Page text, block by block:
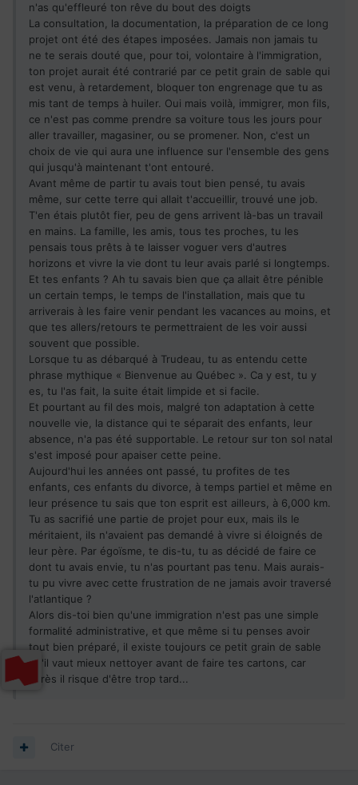
n'as qu'effleuré ton rêve du bout des doigts
La consultation, la documentation, la préparation de ce long
projet ont été des étapes imposées. Jamais non jamais tu
ne te serais douté que, pour toi, volontaire à l'immigration,
ton projet aurait été contrarié par ce petit grain de sable qui
est venu, à retardement, bloquer ton engrenage que tu as
mis tant de temps à huiler. Oui mais voilà, immigrer, mon fils,
ce n'est pas comme prendre sa voiture tous les jours pour
aller travailler, magasiner, ou se promener. Non, c'est un
choix de vie qui aura une influence sur l'ensemble des gens
qui jusqu'à maintenant t'ont entouré.
Avant même de partir tu avais tout bien pensé, tu avais
même, sur cette terre qui allait t'accueillir, trouvé une job.
T'en étais plutôt fier, peu de gens arrivent là-bas un travail
en mains. La famille, les amis, tous tes proches, tu les
pensais tous prêts à te laisser voguer vers d'autres
horizons et vivre la vie dont tu leur avais parlé si longtemps.
Et tes enfants ? Ah tu savais bien que ça allait être pénible
un certain temps, le temps de l'installation, mais que tu
arriverais à les faire venir pendant les vacances au moins, et
que tes allers/retours te permettraient de les voir aussi
souvent que possible.
Lorsque tu as débarqué à Trudeau, tu as entendu cette
phrase mythique « Bienvenue au Québec ». Ca y est, tu y
es, tu l'as fait, la suite était limpide et si facile.
Et pourtant au fil des mois, malgré ton adaptation à cette
nouvelle vie, la distance qui te séparait des enfants, leur
absence, n'a pas été supportable. Le retour sur ton sol natal
s'est imposé pour apaiser cette peine.
Aujourd'hui les années ont passé, tu profites de tes
enfants, ces enfants du divorce, à temps partiel et même en
leur présence tu sais que ton esprit est ailleurs, à 6,000 km.
Tu as sacrifié une partie de projet pour eux, mais ils le
méritaient, ils n'avaient pas demandé à vivre si éloignés de
leur père. Par égoïsme, te dis-tu, tu as décidé de faire ce
dont tu avais envie, tu n'as pourtant pas tenu. Mais aurais-
tu pu vivre avec cette frustration de ne jamais avoir traversé
l'atlantique ?
Alors dis-toi bien qu'une immigration n'est pas une simple
formalité administrative, et que même si tu penses avoir
tout bien préparé, il existe toujours ce petit grain de sable
qu'il vaut mieux nettoyer avant de faire tes cartons, car
après il risque d'être trop tard...
Citer